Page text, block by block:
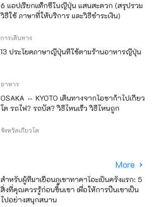
6 แอปเรียกแท็กซี่ในญี่ปุ่น แสนสะดวก (สรุปรวม
วิธีใช้ ภาษาที่ให้บริการ และวิธีชำระเงิน)
การเดินทาง
13 ประโยคภาษาญี่ปุ่นที่ใช้ตามร้านอาหารญี่ปุ่น
อาหาร
OSAKA ⇔ KYOTO เดินทางจากโอซาก้าไปเกียว
โต รถไฟ? รถบัส? วิธีไหนเร็ว วิธีไหนถูก
จังหวัดเกียวโต
More
สำหรับผู้ที่มาเยือนภูเขาทาคาโอะเป็นครั้งแรก: 5
สิ่งที่คุณควรรู้ก่อนขึ้นเขา เพื่อให้การปีนเขาเป็น
ไปอย่างสนุกสนาน